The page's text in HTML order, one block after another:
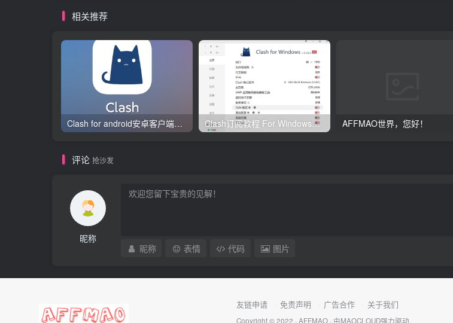
相关推荐
Clash for android安卓客户端保姆级新手使用教程 Clash订阅教程 For Windows中文使用图文教程 AFFMAO世界，您好！
评论 抢沙发
昵称
昵称 表情 代码 图片
友链申请 免责声明 广告合作 关于我们
Copyright © 2022 · AFFMAO · 由MAOCLOUD强力驱动.